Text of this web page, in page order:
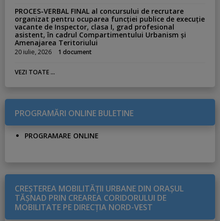
PROCES-VERBAL FINAL al concursului de recrutare
organizat pentru ocuparea funcției publice de execuție
vacante de Inspector, clasa I, grad profesional
asistent, în cadrul Compartimentului Urbanism și
Amenajarea Teritoriului
20 iulie, 2026 1 document
VEZI TOATE ...
PROGRAMĂRI ONLINE BULETINE
PROGRAMARE ONLINE
CREŞTEREA MOBILITĂŢII URBANE DIN ORAŞUL
TĂŞNAD PRIN CREAREA CORIDORULUI DE
MOBILITATE PE DIRECŢIA NORD-VEST